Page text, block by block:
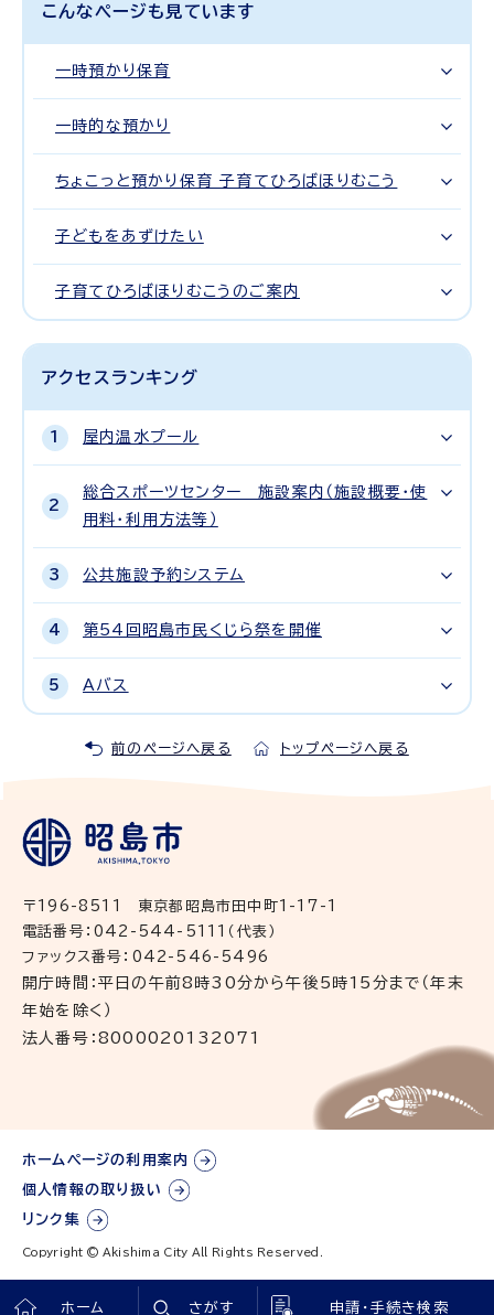
こんなページも見ています
一時預かり保育
一時的な預かり
ちょこっと預かり保育 子育てひろばほりむこう
子どもをあずけたい
子育てひろばほりむこうのご案内
アクセスランキング
屋内温水プール
総合スポーツセンター 施設案内（施設概要・使
用料・利用方法等）
公共施設予約システム
第54回昭島市民くじら祭を開催
Aバス
前のページへ戻る トップページへ戻る
ホーム さがす 申請・手続き検索
〒196-8511 東京都昭島市田中町1-17-1
電話番号：042-544-5111（代表）
ファックス番号：042-546-5496
開庁時間：平日の午前8時30分から午後5時15分まで（年末
年始を除く）
法人番号：8000020132071
ホームページの利用案内
個人情報の取り扱い
リンク集
Copyright © Akishima City All Rights Reserved.